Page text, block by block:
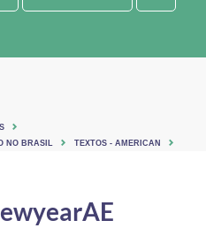
NO BRASIL
TEXTOS - AMERICAN